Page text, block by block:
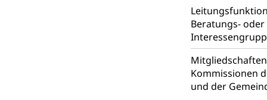
Beratungs-
Kommissionen
und der
Tiere
Haustiere,
Tierschutz
Hunde
Todesfall
Bestattung,